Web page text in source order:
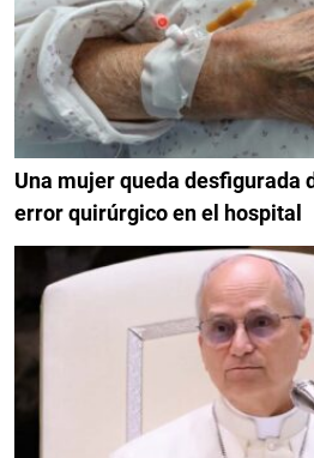
Una mujer queda desfigurada
error quirúrgico en el hospital